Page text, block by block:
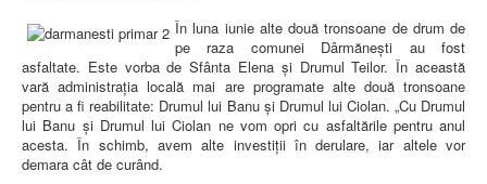
În luna iunie alte două tronsoane de drum de
pe raza comunei Dârmănești au fost
asfaltate. Este vorba de Sfânta Elena și Drumul Teilor. În această
vară administrația locală mai are programate alte două tronsoane
pentru a fi reabilitate: Drumul lui Banu și Drumul lui Ciolan. „Cu Drumul
lui Banu și Drumul lui Ciolan ne vom opri cu asfaltările pentru anul
acesta. În schimb, avem alte investiții în derulare, iar altele vor
demara cât de curând.